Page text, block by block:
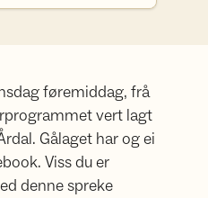
føremiddag, frå
vert lagt
Gålaget har og ei
Viss du er
denne spreke